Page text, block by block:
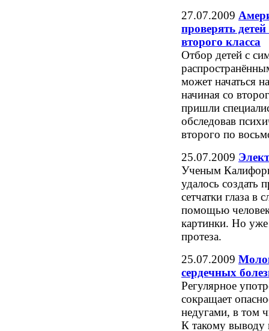
27.07.2009
проверять
второго класса
Отбор детей с
может начаться
начиная со
пришли
обследовав
второго по
25.07.2009
Ученым
удалось создать
сетчатки глаза в
помощью
картинки. Но уже
протеза.
25.07.2009
сердечных
Регулярное
сокращает
недугами, в том
К такому выводу